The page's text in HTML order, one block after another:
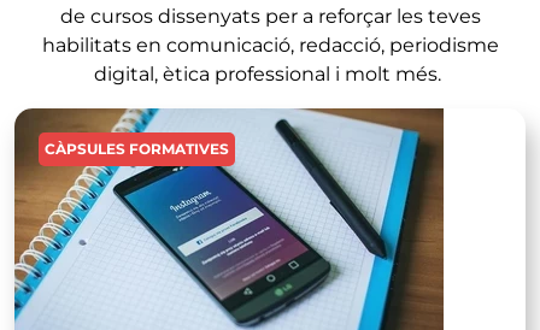
de cursos dissenyats per a reforçar les teves
habilitats en comunicació, redacció, periodisme
digital, ètica professional i molt més.
Imatge
CÀPSULES FORMATIVES